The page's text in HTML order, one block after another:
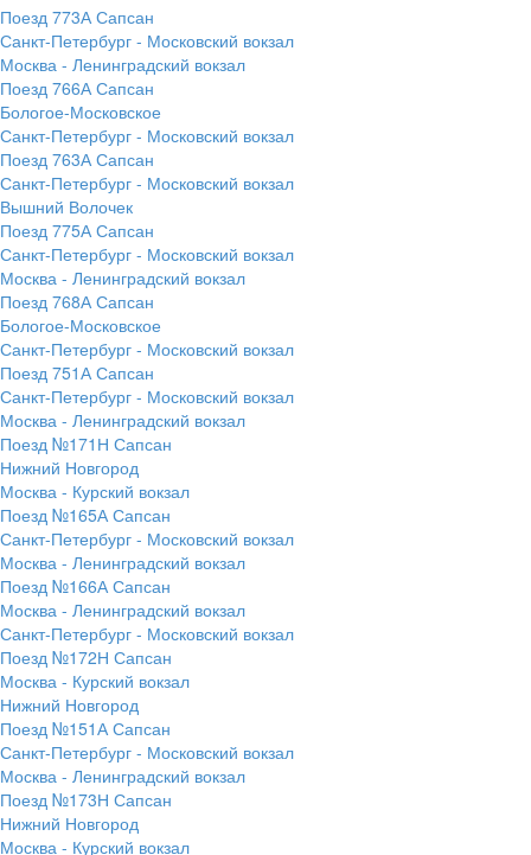
Поезд 773А Сапсан
Санкт-Петербург - Московский вокзал
Москва - Ленинградский вокзал
Поезд 766А Сапсан
Бологое-Московское
Санкт-Петербург - Московский вокзал
Поезд 763А Сапсан
Санкт-Петербург - Московский вокзал
Вышний Волочек
Поезд 775А Сапсан
Санкт-Петербург - Московский вокзал
Москва - Ленинградский вокзал
Поезд 768А Сапсан
Бологое-Московское
Санкт-Петербург - Московский вокзал
Поезд 751А Сапсан
Санкт-Петербург - Московский вокзал
Москва - Ленинградский вокзал
Поезд №171Н Сапсан
Нижний Новгород
Москва - Курский вокзал
Поезд №165А Сапсан
Санкт-Петербург - Московский вокзал
Москва - Ленинградский вокзал
Поезд №166А Сапсан
Москва - Ленинградский вокзал
Санкт-Петербург - Московский вокзал
Поезд №172Н Сапсан
Москва - Курский вокзал
Нижний Новгород
Поезд №151А Сапсан
Санкт-Петербург - Московский вокзал
Москва - Ленинградский вокзал
Поезд №173Н Сапсан
Нижний Новгород
Москва - Курский вокзал